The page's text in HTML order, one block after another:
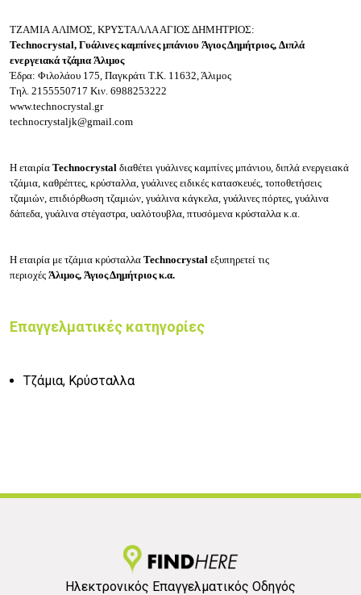
TZAMIA ΑΛΙΜΟΣ, ΚΡΥΣΤΑΛΛΑ ΑΓΙΟΣ ΔΗΜΗΤΡΙΟΣ:
Technocrystal, Γυάλινες καμπίνες μπάνιου Άγιος Δημήτριος, Διπλά
ενεργειακά τζάμια Άλιμος
Έδρα: Φιλολάου 175, Παγκράτι Τ.Κ. 11632, Άλιμος
Τηλ. 2155550717 Κιν. 6988253222
www.technocrystal.gr
technocrystaljk@gmail.com
Η εταιρία Technocrystal διαθέτει γυάλινες καμπίνες μπάνιου, διπλά ενεργειακά
τζάμια, καθρέπτες, κρύσταλλα, γυάλινες ειδικές κατασκευές, τοποθετήσεις
τζαμιών, επιδιόρθωση τζαμιών, γυάλινα κάγκελα, γυάλινες πόρτες, γυάλινα
δάπεδα, γυάλινα στέγαστρα, υαλότουβλα, πτυσόμενα κρύσταλλα κ.α.
Η εταιρία με τζάμια κρύσταλλα Technocrystal εξυπηρετεί τις
περιοχές Άλιμος, Άγιος Δημήτριος κ.α.
Επαγγελματικές κατηγορίες
Τζάμια, Κρύσταλλα
Ηλεκτρονικός Επαγγελματικός Οδηγός